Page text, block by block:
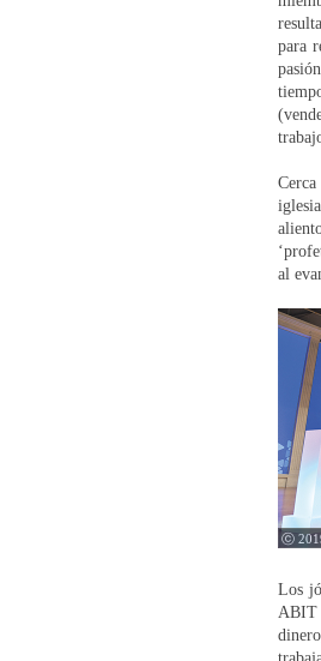
para
al
ⓒ
Los
ABIT